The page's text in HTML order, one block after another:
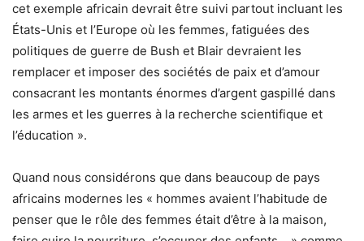
cet exemple africain devrait être suivi partout incluant les
États-Unis et l’Europe où les femmes, fatiguées des
politiques de guerre de Bush et Blair devraient les
remplacer et imposer des sociétés de paix et d’amour
consacrant les montants énormes d’argent gaspillé dans
les armes et les guerres à la recherche scientifique et
l’éducation ».
Quand nous considérons que dans beaucoup de pays
africains modernes les « hommes avaient l’habitude de
penser que le rôle des femmes était d’être à la maison,